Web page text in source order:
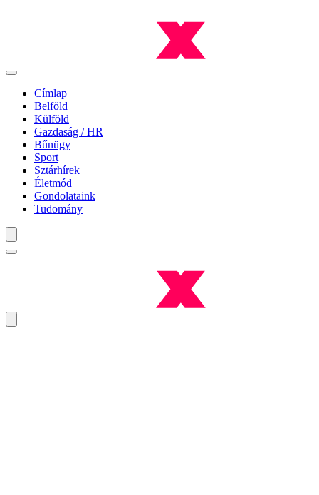
Címlap
Belföld
Külföld
Gazdaság / HR
Bűnügy
Sport
Sztárhírek
Életmód
Gondolataink
Tudomány